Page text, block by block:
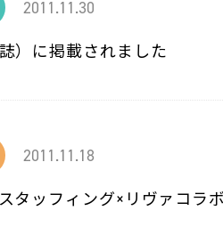
2011.11.30
）に掲載されました
2011.11.18
タッフィング×リヴァコラ